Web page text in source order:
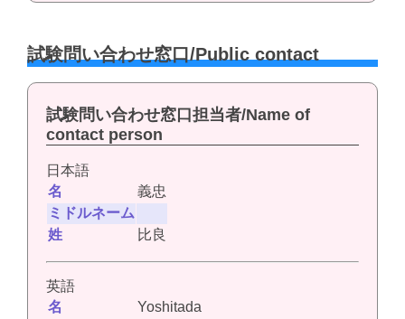
試験問い合わせ窓口/Public contact
試験問い合わせ窓口担当者/Name of
contact person
日本語
名
義忠
ミドルネーム
姓
比良
英語
名
Yoshitada